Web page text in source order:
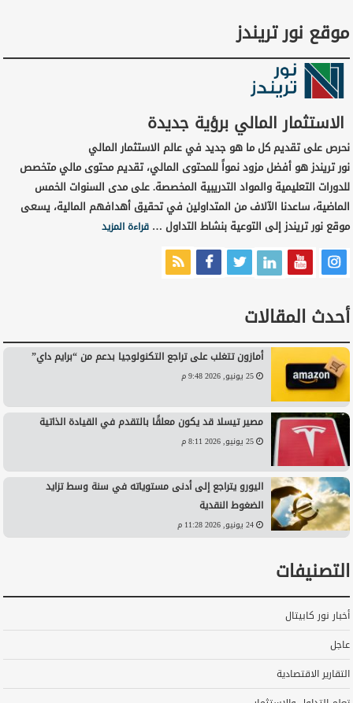
موقع نور تريندز
الاستثمار المالي برؤية جديدة
نحرص على تقديم كل ما هو جديد في عالم الاستثمار المالي
نور تريندز هو أفضل مزود نمواً للمحتوى المالي، تقديم محتوى مالي متخصص
للدورات التعليمية والمواد التدريبية المخصصة. على مدى السنوات الخمس
الماضية، ساعدنا الآلاف من المتداولين في تحقيق أهدافهم المالية، يسعى
موقع نور تريندز إلى التوعية بنشاط التداول …قراءة المزيد
أحدث المقالات
أمازون تتغلب على تراجع التكنولوجيا بدعم من “برايم داي”
25 يونيو, 2026 9:48 م
مصير تيسلا قد يكون معلقًا بالتقدم في القيادة الذاتية
25 يونيو, 2026 8:11 م
اليورو يتراجع إلى أدنى مستوياته في سنة وسط تزايد
الضغوط النقدية
24 يونيو, 2026 11:28 م
التصنيفات
أخبار نور كابيتال
عاجل
التقارير الاقتصادية